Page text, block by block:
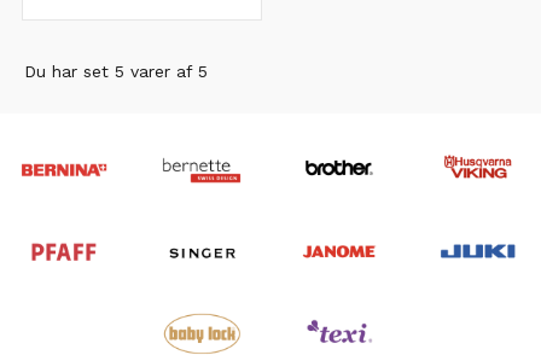
Du har set 5 varer af 5